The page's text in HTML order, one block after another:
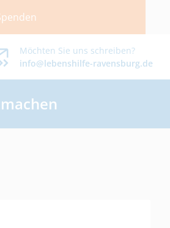
Möchten Sie uns schreiben?
info@lebenshilfe-ravensburg.de